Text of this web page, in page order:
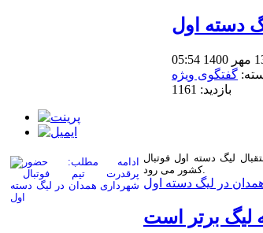
دسته اول
گفتگوی ویژه
بازدید: 1161
لیگ دسته اول فوتبال
کشور می رود.
در لیگ دسته اول
لیگ برتر است